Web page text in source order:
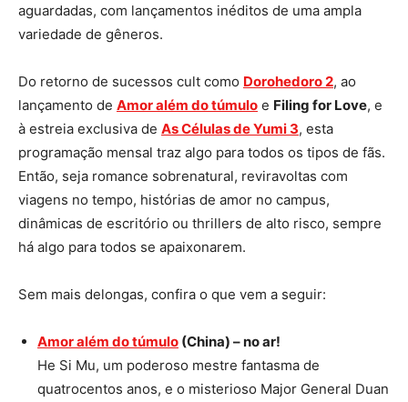
aguardadas, com lançamentos inéditos de uma ampla
variedade de gêneros.
Do retorno de sucessos cult como Dorohedoro 2, ao
lançamento de Amor além do túmulo e Filing for Love, e
à estreia exclusiva de As Células de Yumi 3, esta
programação mensal traz algo para todos os tipos de fãs.
Então, seja romance sobrenatural, reviravoltas com
viagens no tempo, histórias de amor no campus,
dinâmicas de escritório ou thrillers de alto risco, sempre
há algo para todos se apaixonarem.
Sem mais delongas, confira o que vem a seguir:
Amor além do túmulo (China) – no ar!
He Si Mu, um poderoso mestre fantasma de
quatrocentos anos, e o misterioso Major General Duan